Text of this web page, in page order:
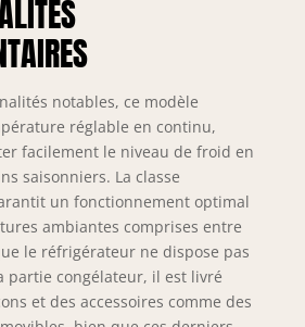
privilégie la
fonctionnalité tout
en restant discret
au quotidien :
Parfait pour une
utilisation
quotidienne, ce
réfrigérateur-
répond aux
besoins d’une
famille ou d’un
petit ménage. Il
notables, ce modèle
réglable en continu,
facilement le niveau de froid en
saisonniers. La classe
un fonctionnement optimal
ambiantes comprises entre
le réfrigérateur ne dispose pas
partie congélateur, il est livré
et des accessoires comme des